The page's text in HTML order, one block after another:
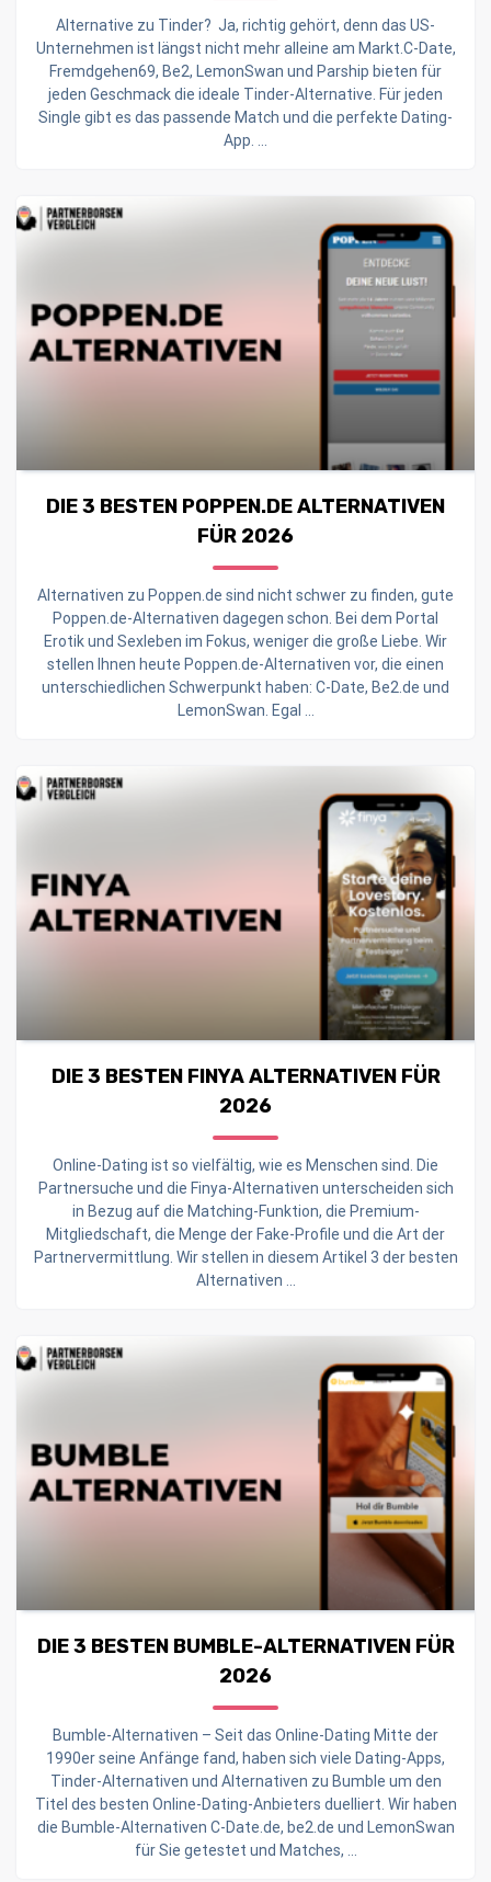
Alternative zu Tinder? Ja, richtig gehört, denn das US-
Unternehmen ist längst nicht mehr alleine am Markt.C-Date,
Fremdgehen69, Be2, LemonSwan und Parship bieten für
jeden Geschmack die ideale Tinder-Alternative. Für jeden
Single gibt es das passende Match und die perfekte Dating-
App. ...
DIE 3 BESTEN POPPEN.DE ALTERNATIVEN
FÜR 2026
Alternativen zu Poppen.de sind nicht schwer zu finden, gute
Poppen.de-Alternativen dagegen schon. Bei dem Portal
Erotik und Sexleben im Fokus, weniger die große Liebe. Wir
stellen Ihnen heute Poppen.de-Alternativen vor, die einen
unterschiedlichen Schwerpunkt haben: C-Date, Be2.de und
LemonSwan. Egal ...
DIE 3 BESTEN FINYA ALTERNATIVEN FÜR
2026
Online-Dating ist so vielfältig, wie es Menschen sind. Die
Partnersuche und die Finya-Alternativen unterscheiden sich
in Bezug auf die Matching-Funktion, die Premium-
Mitgliedschaft, die Menge der Fake-Profile und die Art der
Partnervermittlung. Wir stellen in diesem Artikel 3 der besten
Alternativen ...
DIE 3 BESTEN BUMBLE-ALTERNATIVEN FÜR
2026
Bumble-Alternativen – Seit das Online-Dating Mitte der
1990er seine Anfänge fand, haben sich viele Dating-Apps,
Tinder-Alternativen und Alternativen zu Bumble um den
Titel des besten Online-Dating-Anbieters duelliert. Wir haben
die Bumble-Alternativen C-Date.de, be2.de und LemonSwan
für Sie getestet und Matches, ...